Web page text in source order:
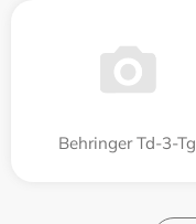
Behringer Td-3-Tg